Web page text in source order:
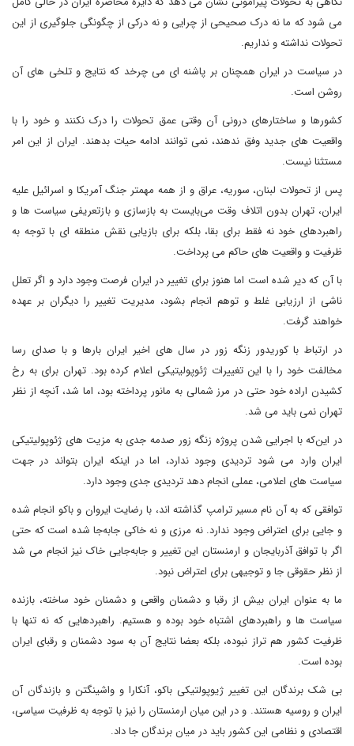
می شود که ما نه درک صحیحی از چرایی و نه درکی از چگونگی جلوگیری از این
تحولات نداشته و نداریم.
در سیاست در ایران همچنان بر پاشنه ای می چرخد که نتایج و تلخی های آن
روشن است.
کشورها و ساختارهای درونی آن وقتی عمق تحولات را درک نکنند و خود را با
واقعیت های جدید وفق ندهند، نمی توانند ادامه حیات بدهند. ایران از این امر
مستثنا نیست.
پس از تحولات لبنان، سوریه، عراق و از همه مهمتر جنگ آمریکا و اسرائیل علیه
ایران، تهران بدون اتلاف وقت می‌بایست به بازسازی و بازتعریفی سیاست ها و
راهبردهای خود نه فقط برای بقا، بلکه برای بازیابی نقش منطقه ای با توجه به
ظرفیت و واقعیت های حاکم می پرداخت.
با آن که دیر شده است اما هنوز برای تغییر در ایران فرصت وجود دارد و اگر تعلل
ناشی از ارزیابی غلط و توهم انجام بشود، مدیریت تغییر را دیگران بر عهده
خواهند گرفت.
در ارتباط با کوریدور زنگه زور در سال های اخیر ایران بارها و با صدای رسا
مخالفت خود را با این تغییرات ژئوپولیتیکی اعلام کرده بود. تهران برای به رخ
کشیدن اراده خود حتی در مرز شمالی به مانور پرداخته بود، اما شد، آنچه از نظر
تهران نمی باید می شد.
در این‌که با اجرایی شدن پروژه زنگه زور صدمه جدی به مزیت های ژئوپولیتیکی
ایران وارد می شود تردیدی وجود ندارد، اما در اینکه ایران بتواند در جهت
سیاست های اعلامی، عملی انجام دهد تردیدی جدی وجود دارد.
توافقی که به آن نام مسیر ترامپ گذاشته اند، با رضایت ایروان و باکو انجام شده
و جایی برای اعتراض وجود ندارد. نه مرزی و نه خاکی جابه‌جا شده است که حتی
اگر با توافق آذربایجان و ارمنستان این تغییر و جابه‌جایی خاک نیز انجام می شد
از نظر حقوقی جا و توجیهی برای اعتراض نبود.
ما به عنوان ایران بیش از رقبا و دشمنان واقعی و دشمنان خود ساخته، بازنده
سیاست ها و راهبردهای اشتباه خود بوده و هستیم. راهبردهایی که نه تنها با
ظرفیت کشور هم تراز نبوده، بلکه بعضا نتایج آن به سود دشمنان و رقبای ایران
بوده است.
بی شک برندگان این تغییر ژیوپولتیکی باکو، آنکارا و واشینگتن و بازندگان آن
ایران و روسیه هستند. و در این میان ارمنستان را نیز با توجه به ظرفیت سیاسی،
اقتصادی و نظامی این کشور باید در میان برندگان جا داد.